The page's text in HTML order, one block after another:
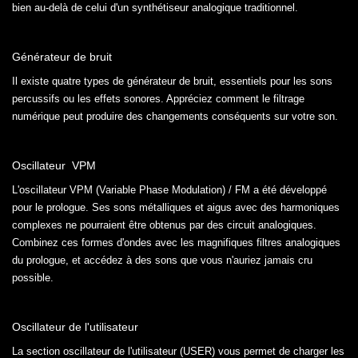
bien au-delà de celui d'un synthétiseur analogique traditionnel.
Générateur de bruit
Il existe quatre types de générateur de bruit, essentiels pour les sons
percussifs ou les effets sonores. Appréciez comment le filtrage
numérique peut produire des changements conséquents sur votre son.
Oscillateur VPM
L'oscillateur VPM (Variable Phase Modulation) / FM a été développé
pour le prologue. Ses sons métalliques et aigus avec des harmoniques
complexes ne pourraient être obtenus par des circuit analogiques.
Combinez ces formes d'ondes avec les magnifiques filtres analogiques
du prologue, et accédez à des sons que vous n'auriez jamais cru
possible.
Oscillateur de l'utilisateur
La section oscillateur de l'utilisateur (USER) vous permet de charger les